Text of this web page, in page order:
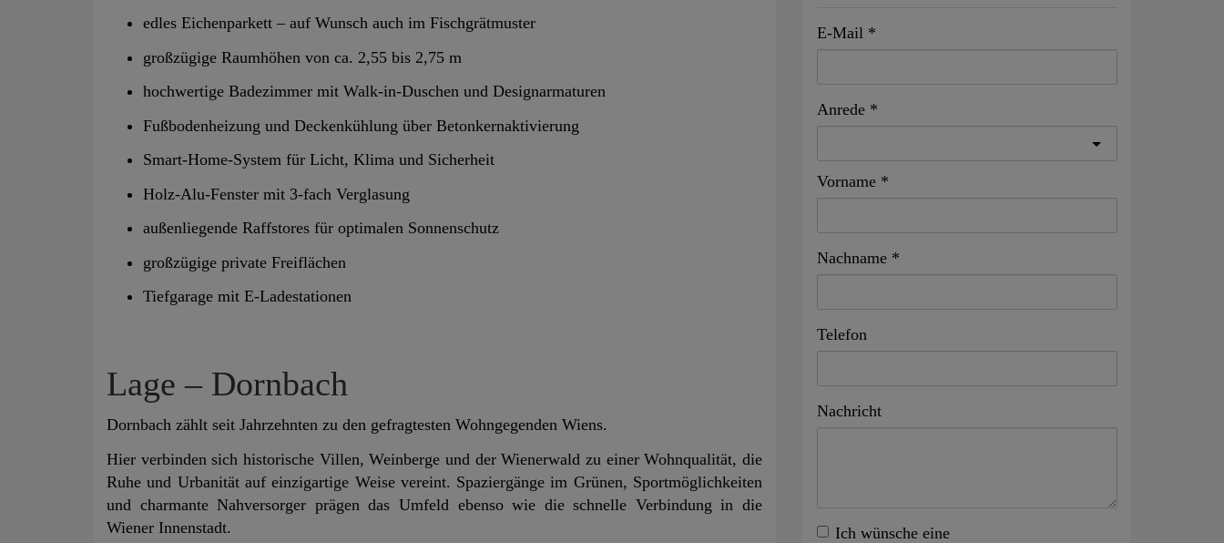
edles Eichenparkett – auf Wunsch auch im Fischgrätmuster
großzügige Raumhöhen von ca. 2,55 bis 2,75 m
hochwertige Badezimmer mit Walk-in-Duschen und Designarmaturen
Fußbodenheizung und Deckenkühlung über Betonkernaktivierung
Smart-Home-System für Licht, Klima und Sicherheit
Holz-Alu-Fenster mit 3-fach Verglasung
außenliegende Raffstores für optimalen Sonnenschutz
großzügige private Freiflächen
Tiefgarage mit E-Ladestationen
Lage – Dornbach
Dornbach zählt seit Jahrzehnten zu den gefragtesten Wohngegenden Wiens.
Hier verbinden sich historische Villen, Weinberge und der Wienerwald zu einer Wohnqualität, die
Ruhe und Urbanität auf einzigartige Weise vereint. Spaziergänge im Grünen, Sportmöglichkeiten
und charmante Nahversorger prägen das Umfeld ebenso wie die schnelle Verbindung in die
Wiener Innenstadt.
E-Mail
Anrede
Vorname
Nachname
Telefon
Nachricht
Ich wünsche eine